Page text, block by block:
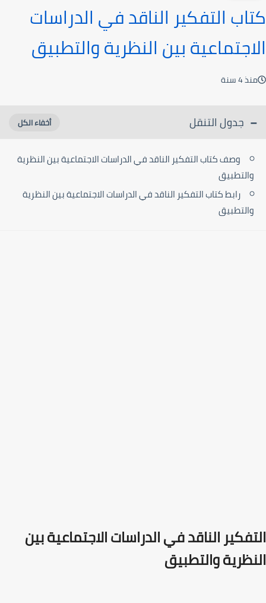
كتاب التفكير الناقد في الدراسات
الاجتماعية بين النظرية والتطبيق
منذ 4 سنة
جدول التنقل
وصف كتاب التفكير الناقد في الدراسات الاجتماعية بين النظرية
والتطبيق
رابط كتاب التفكير الناقد في الدراسات الاجتماعية بين النظرية
والتطبيق
التفكير الناقد في الدراسات الاجتماعية بين
النظرية والتطبيق